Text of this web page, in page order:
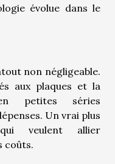
évolue dans le
non négligeable.
aux plaques et la
petites séries
Un vrai plus
veulent allier
coûts.